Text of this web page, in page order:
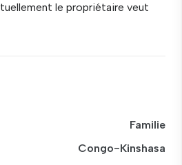
le propriétaire veut
Familie
Congo-Kinshasa